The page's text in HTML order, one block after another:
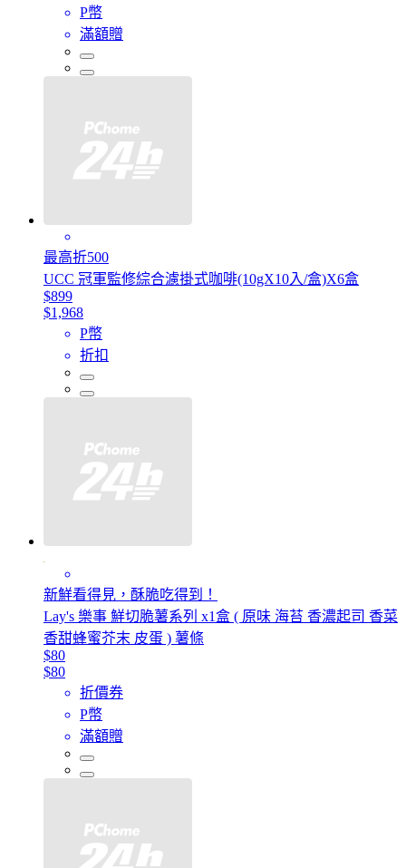
P幣
滿額贈
最高折500
UCC 冠軍監修綜合濾掛式咖啡(10gX10入/盒)X6盒
$899
$1,968
P幣
折扣
新鮮看得見，酥脆吃得到！
Lay's 樂事 鮮切脆薯系列 x1盒 ( 原味 海苔 香濃起司 香菜
香甜蜂蜜芥末 皮蛋 ) 薯條
$80
$80
折價券
P幣
滿額贈